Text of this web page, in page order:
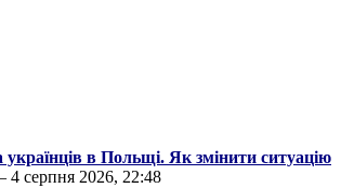
в Польщі. Як змінити ситуацію
серпня 2026, 22:48